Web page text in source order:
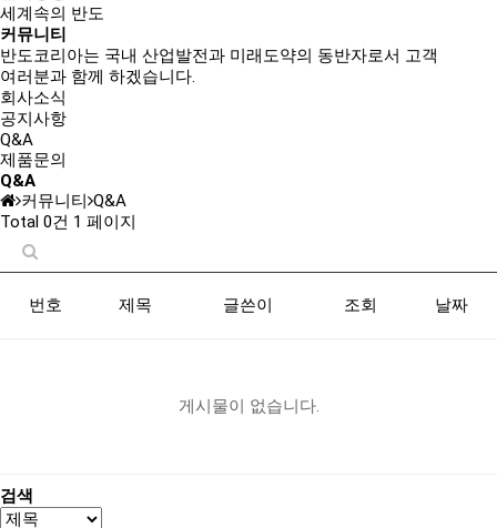
세계속의 반도
커뮤니티
반도코리아는 국내 산업발전과 미래도약의 동반자로서 고객
여러분과 함께 하겠습니다.
회사소식
공지사항
Q&A
제품문의
Q&A
커뮤니티 Q&A
Total 0건 1 페이지
번호 제목 글쓴이 조회 날짜
게시물이 없습니다.
검색